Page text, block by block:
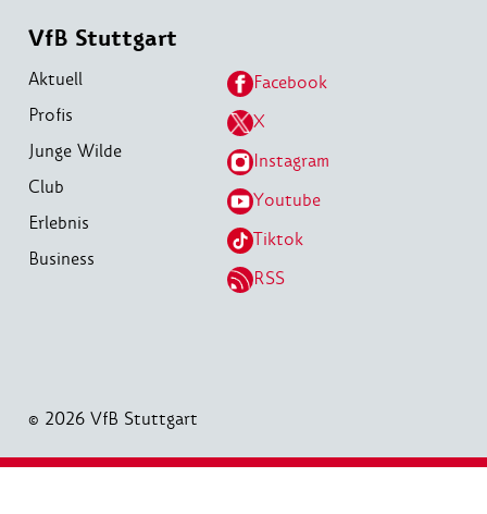
VfB Stuttgart
Aktuell
Profis
Junge Wilde
Club
Erlebnis
Business
Facebook
X
Instagram
Youtube
Tiktok
RSS
© 2026 VfB Stuttgart